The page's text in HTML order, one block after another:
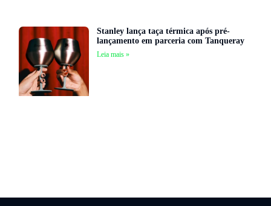
Stanley lança taça térmica após pré-
lançamento em parceria com Tanqueray
Leia mais »